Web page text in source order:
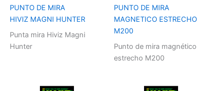
PUNTO DE MIRA
HIVIZ MAGNI HUNTER
Punta mira Hiviz Magni
Hunter
PUNTO DE MIRA
MAGNETICO ESTRECHO
M200
Punto de mira magnético
estrecho M200